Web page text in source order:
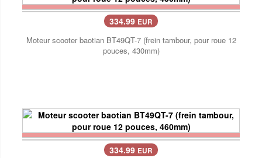
334.99 EUR
Moteur scooter baotian BT49QT-7 (frein tambour, pour roue 12
pouces, 430mm)
334.99 EUR